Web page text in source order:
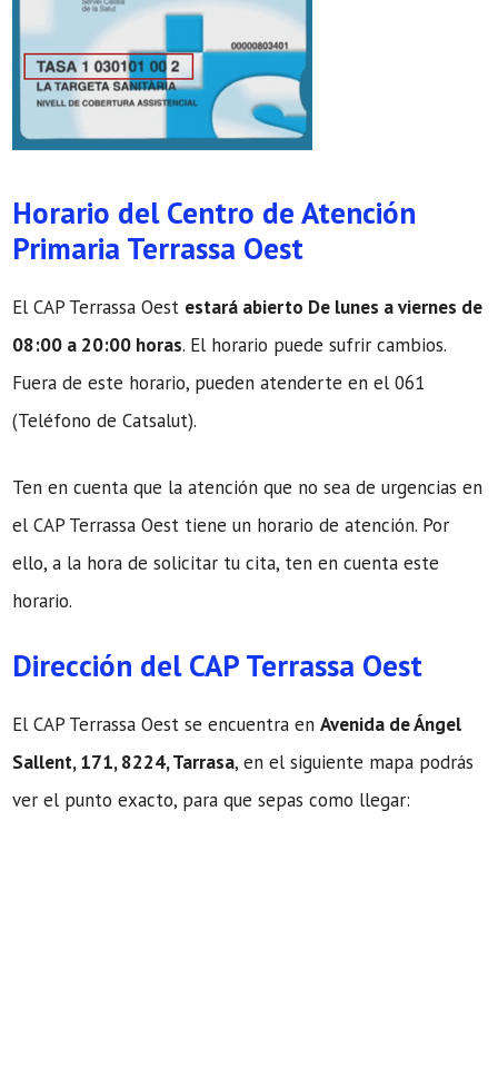
Horario del Centro de Atención
Primaria Terrassa Oest
El CAP Terrassa Oest estará abierto De lunes a viernes de
08:00 a 20:00 horas. El horario puede sufrir cambios.
Fuera de este horario, pueden atenderte en el 061
(Teléfono de Catsalut).
Ten en cuenta que la atención que no sea de urgencias en
el CAP Terrassa Oest tiene un horario de atención. Por
ello, a la hora de solicitar tu cita, ten en cuenta este
horario.
Dirección del CAP Terrassa Oest
El CAP Terrassa Oest se encuentra en Avenida de Ángel
Sallent, 171, 8224, Tarrasa, en el siguiente mapa podrás
ver el punto exacto, para que sepas como llegar: